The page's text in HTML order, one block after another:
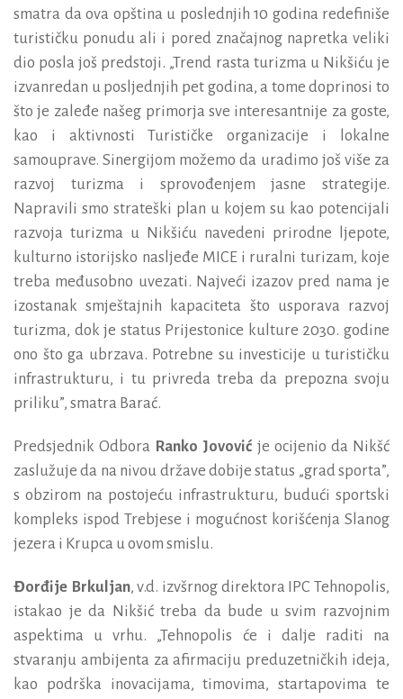
smatra da ova opština u poslednjih 10 godina redefiniše
turističku ponudu ali i pored značajnog napretka veliki
dio posla još predstoji. „Trend rasta turizma u Nikšiću je
izvanredan u posljednjih pet godina, a tome doprinosi to
što je zaleđe našeg primorja sve interesantnije za goste,
kao i aktivnosti Turističke organizacije i lokalne
samouprave. Sinergijom možemo da uradimo još više za
razvoj turizma i sprovođenjem jasne strategije.
Napravili smo strateški plan u kojem su kao potencijali
razvoja turizma u Nikšiću navedeni prirodne ljepote,
kulturno istorijsko nasljeđe MICE i ruralni turizam, koje
treba međusobno uvezati. Najveći izazov pred nama je
izostanak smještajnih kapaciteta što usporava razvoj
turizma, dok je status Prijestonice kulture 2030. godine
ono što ga ubrzava. Potrebne su investicije u turističku
infrastrukturu, i tu privreda treba da prepozna svoju
priliku”, smatra Barać.
Predsjednik Odbora Ranko Jovović je ocijenio da Nikšć
zaslužuje da na nivou države dobije status „grad sporta”,
s obzirom na postojeću infrastrukturu, budući sportski
kompleks ispod Trebjese i mogućnost korišćenja Slanog
jezera i Krupca u ovom smislu.
Đorđije Brkuljan, v.d. izvšrnog direktora IPC Tehnopolis,
istakao je da Nikšić treba da bude u svim razvojnim
aspektima u vrhu. „Tehnopolis će i dalje raditi na
stvaranju ambijenta za afirmaciju preduzetničkih ideja,
kao podrška inovacijama, timovima, startapovima te